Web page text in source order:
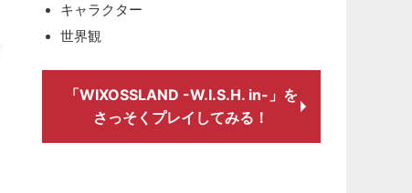
キャラクター
世界観
「WIXOSSLAND -W.I.S.H. in-」を
さっそくプレイしてみる！